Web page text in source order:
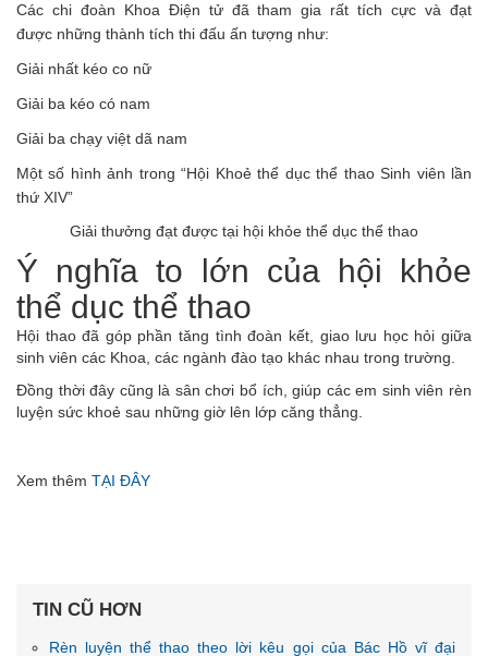
Các chi đoàn Khoa Điện tử đã tham gia rất tích cực và đạt
được những thành tích thi đấu ấn tượng như:
Giải nhất kéo co nữ
Giải ba kéo có nam
Giải ba chạy việt dã nam
Một số hình ảnh trong “Hội Khoẻ thể dục thể thao Sinh viên lần
thứ XIV”
Giải thưởng đạt được tại hội khỏe thể dục thể thao
Ý nghĩa to lớn của hội khỏe
thể dục thể thao
Hội thao đã góp phần tăng tình đoàn kết, giao lưu học hỏi giữa
sinh viên các Khoa, các ngành đào tạo khác nhau trong trường.
Đồng thời đây cũng là sân chơi bổ ích, giúp các em sinh viên rèn
luyện sức khoẻ sau những giờ lên lớp căng thẳng.
Xem thêm TẠI ĐÂY
TIN CŨ HƠN
Rèn luyện thể thao theo lời kêu gọi của Bác Hồ vĩ đại